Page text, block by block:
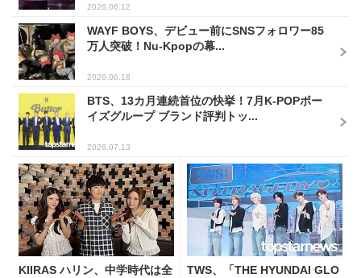
2026.06.12
WAYF BOYS、デビュー前にSNSフォロワー85
万人突破！Nu-Kpopの幕...
2026.06.18
BTS、13カ月連続首位の快挙！7月K-POPボー
イズグループ ブランド評判トッ...
2026.07.13
KIIRAS ハリン、中学時代は全
TWS、「THE HYUNDAI GLO